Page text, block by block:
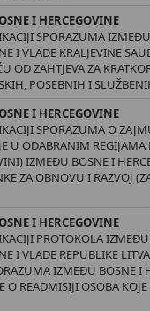
I HERCEGOVINE
SPORAZUMA
I VLADE KRALJEVINE
OD ZAHTJEVA ZA
POSEBNIH I
I HERCEGOVINE
SPORAZUMA O
U ODABRANIM
IZMEĐU BOSNE I
ZA OBNOVU I RAZVOJ
I HERCEGOVINE
PROTOKOLA
I VLADE REPUBLIKE
IZMEĐU BOSNE I
O READMISIJI OSOBA